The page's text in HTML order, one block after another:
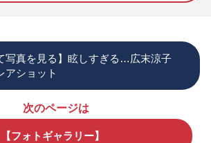
写真を見る】眩しすぎる…広末涼子
アショット
次のページは
【フォトギャラリー】